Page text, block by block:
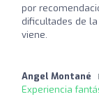
por
dificultades de
viene.
Angel Montané
Experiencia